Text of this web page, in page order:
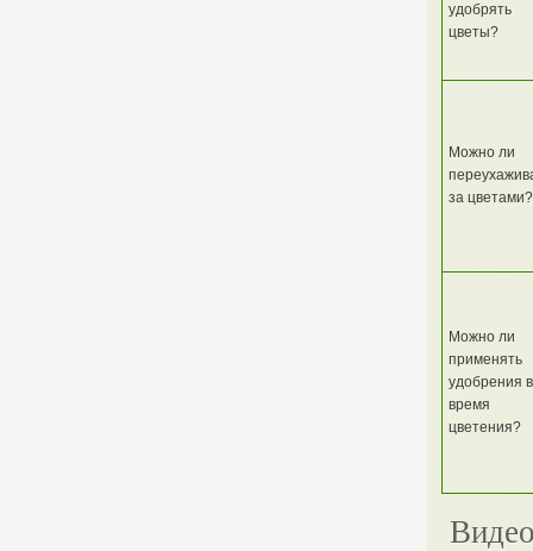
удобрять
цветы?
Можно ли
за цветами?
Можно ли
применять
удобрения
время
цветения?